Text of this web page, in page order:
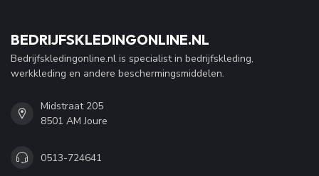
BEDRIJFSKLEDINGONLINE.NL
Bedrijfskledingonline.nl is specialist in bedrijfskleding,
werkkleding en andere beschermingsmiddelen.
Midstraat 205
8501 AM Joure
0513-724641